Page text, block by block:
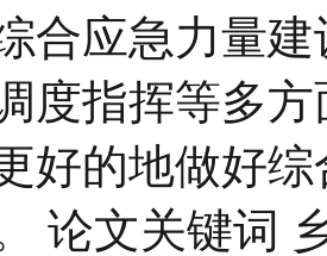
合应急力量
度指挥等多
好的地做好
论文关键词